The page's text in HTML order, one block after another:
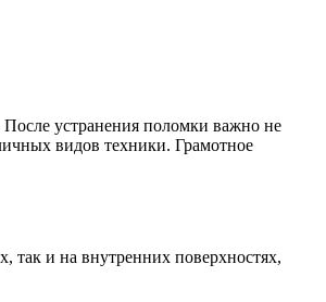
После устранения поломки важно не
видов техники. Грамотное
и на внутренних поверхностях,